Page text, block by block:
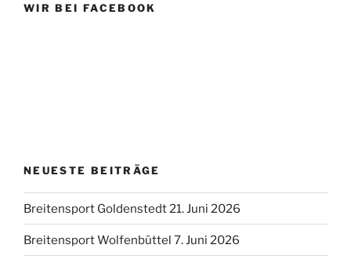
WIR BEI FACEBOOK
NEUESTE BEITRÄGE
Breitensport Goldenstedt 21. Juni 2026
Breitensport Wolfenbüttel 7. Juni 2026